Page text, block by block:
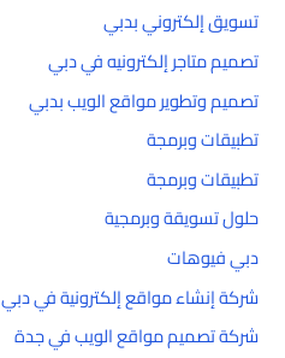
تسويق إلكتروني بدبي
تصميم متاجر إلكترونيه في دبي
تصميم وتطوير مواقع الويب بدبي
تطبيقات وبرمجة
تطبيقات وبرمجة
حلول تسويقة وبرمجية
دبي فيوهات
شركة إنشاء مواقع إلكترونية في دبي
شركة تصميم مواقع الويب في جدة